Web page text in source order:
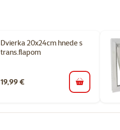
Dvierka 20x24cm hnede s
trans.flapom
19,99 € do košíka